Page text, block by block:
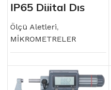
IP65 Dijital Dış
Çap Mikrometresi
Ölçü Aletleri,
MİKROMETRELER